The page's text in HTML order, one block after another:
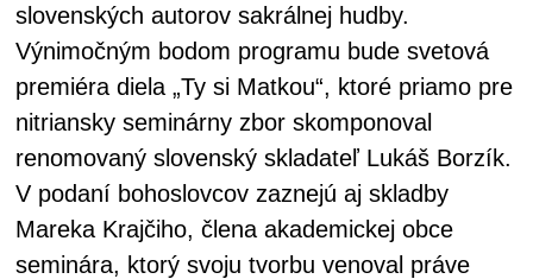
slovenských autorov sakrálnej hudby.
Výnimočným bodom programu bude svetová
premiéra diela „Ty si Matkou“, ktoré priamo pre
nitriansky seminárny zbor skomponoval
renomovaný slovenský skladateľ Lukáš Borzík.
V podaní bohoslovcov zaznejú aj skladby
Mareka Krajčiho, člena akademickej obce
seminára, ktorý svoju tvorbu venoval práve